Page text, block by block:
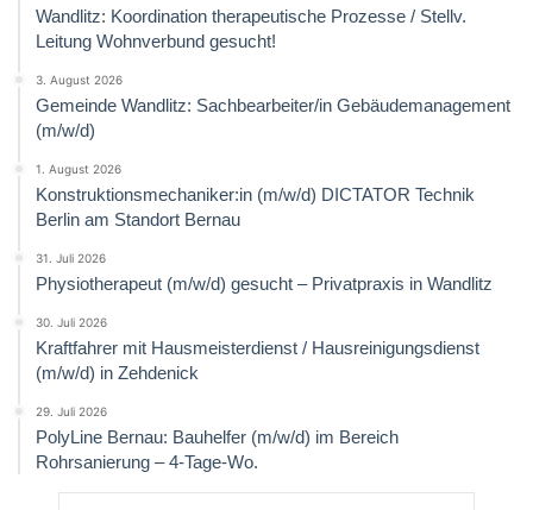
Wandlitz: Koordination therapeutische Prozesse / Stellv.
Leitung Wohnverbund gesucht!
3. August 2026
Gemeinde Wandlitz: Sachbearbeiter/in Gebäudemanagement
(m/w/d)
1. August 2026
Konstruktionsmechaniker:in (m/w/d) DICTATOR Technik
Berlin am Standort Bernau
31. Juli 2026
Physiotherapeut (m/w/d) gesucht – Privatpraxis in Wandlitz
30. Juli 2026
Kraftfahrer mit Hausmeisterdienst / Hausreinigungsdienst
(m/w/d) in Zehdenick
29. Juli 2026
PolyLine Bernau: Bauhelfer (m/w/d) im Bereich
Rohrsanierung – 4-Tage-Wo.